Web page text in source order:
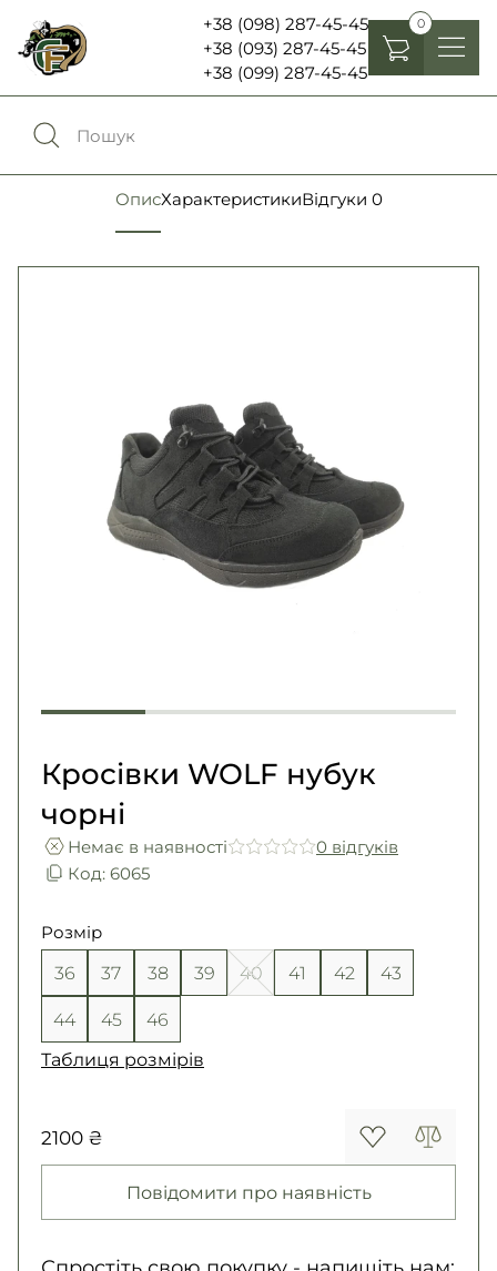
+38 (098) 287-45-45
+38 (093) 287-45-45
+38 (099) 287-45-45
0
Порівняння0
Обране0
RU UA
Каталог
Повернення та обмін
Ножі та мультитули
Шеврони, патчі та нашивки
Погони
Фурнітура
ОписХарактеристикиВідгуки 0
Кросівки WOLF нубук
чорні
Немає в наявності
0 вiдгукiв
Код: 6065
Розмір
36 37 38 39 40 41 42
43
44
45
46
Таблиця розмірів
2100 ₴
Повідомити про наявність